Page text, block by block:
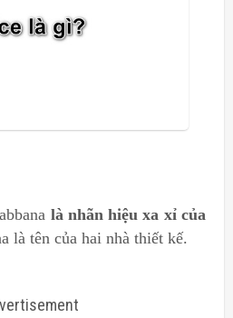
là nhãn hiệu xa xỉ của
là tên của hai nhà thiết kế.